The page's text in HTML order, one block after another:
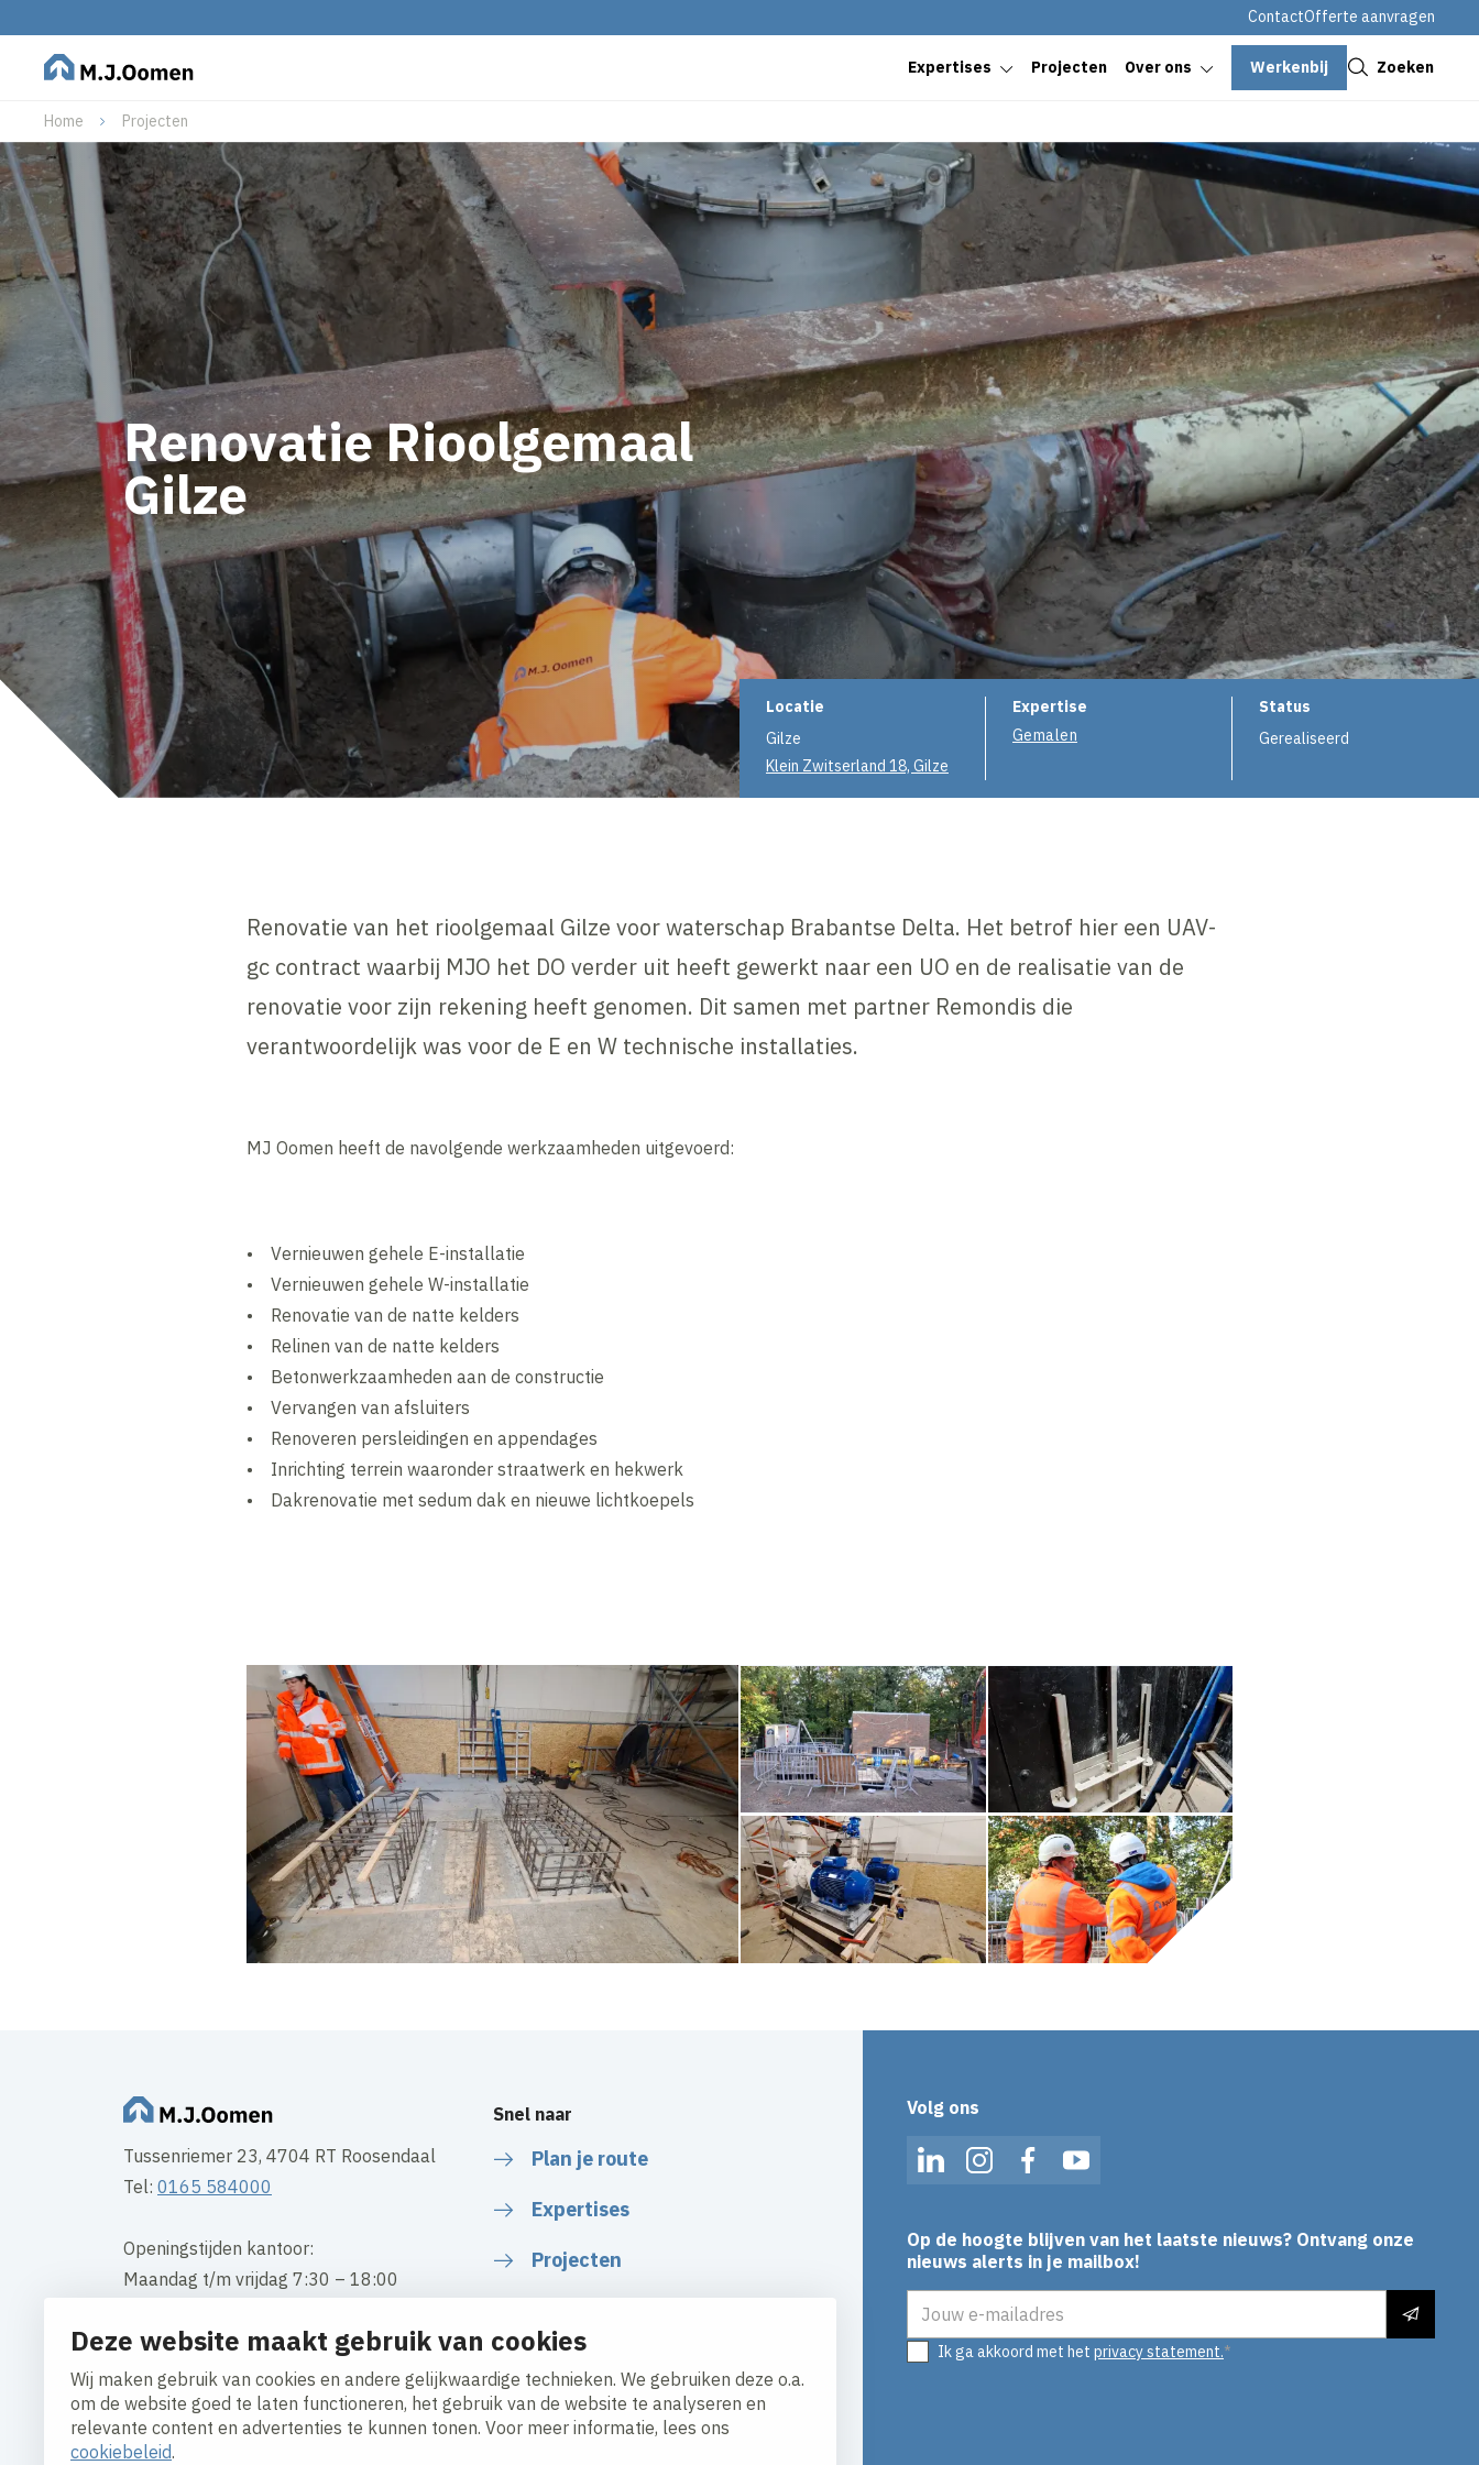
Deze website maakt gebruik van cookies
Wij maken gebruik van cookies en andere gelijkwaardige technieken. We gebruiken deze o.a.
om de website goed te laten functioneren, het gebruik van de website te analyseren en
relevante content en advertenties te kunnen tonen. Voor meer informatie, lees ons
cookiebeleid.
ContactOfferte aanvragen
Expertises Projecten Over ons Werkenbij Zoeken
Home Projecten
Renovatie Rioolgemaal
Gilze
Projectinformatie
Locatie
Gilze
Klein Zwitserland 18, Gilze
Expertise
Gemalen
Status
Gerealiseerd
Renovatie van het rioolgemaal Gilze voor waterschap Brabantse Delta. Het betrof hier een UAV-
gc contract waarbij MJO het DO verder uit heeft gewerkt naar een UO en de realisatie van de
renovatie voor zijn rekening heeft genomen. Dit samen met partner Remondis die
verantwoordelijk was voor de E en W technische installaties.
MJ Oomen heeft de navolgende werkzaamheden uitgevoerd:
• Vernieuwen gehele E-installatie
• Vernieuwen gehele W-installatie
• Renovatie van de natte kelders
• Relinen van de natte kelders
• Betonwerkzaamheden aan de constructie
• Vervangen van afsluiters
• Renoveren persleidingen en appendages
• Inrichting terrein waaronder straatwerk en hekwerk
• Dakrenovatie met sedum dak en nieuwe lichtkoepels
Tussenriemer 23, 4704 RT Roosendaal
Tel: 0165 584000
Openingstijden kantoor:
Maandag t/m vrijdag 7:30 – 18:00
Contact
Snel naar
Plan je route
Expertises
Projecten
Werken bij
Volg ons
LinkedInInstagramFacebookYouTube
Op de hoogte blijven van het laatste nieuws? Ontvang onze
nieuws alerts in je mailbox!
Ik ga akkoord met het privacy statement.
Sluiten